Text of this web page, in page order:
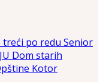
treći po redu Senior
Dom starih
Kotor